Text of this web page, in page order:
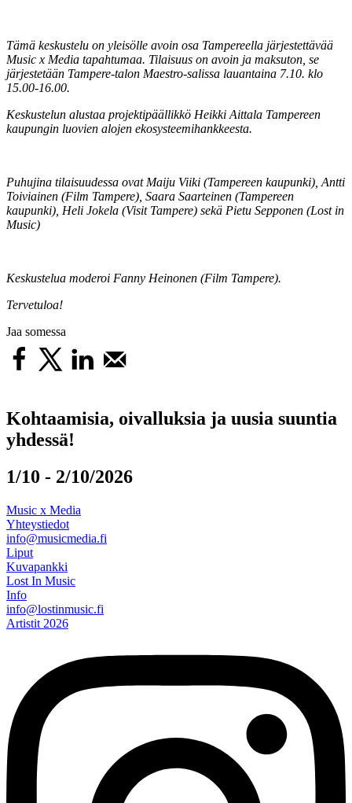
Tämä keskustelu on yleisölle avoin osa Tampereella järjestettävää
Music x Media tapahtumaa. Tilaisuus on avoin ja maksuton, se
järjestetään Tampere-talon Maestro-salissa lauantaina 7.10. klo
15.00-16.00.
Keskustelun alustaa projektipäällikkö Heikki Aittala Tampereen
kaupungin luovien alojen ekosysteemihankkeesta.
Puhujina tilaisuudessa ovat Maiju Viiki (Tampereen kaupunki), Antti
Toiviainen (Film Tampere), Saara Saarteinen (Tampereen
kaupunki), Heli Jokela (Visit Tampere) sekä Pietu Sepponen (Lost in
Music)
Keskustelua moderoi Fanny Heinonen (Film Tampere).
Tervetuloa!
Jaa somessa
Kohtaamisia, oivalluksia ja uusia suuntia
yhdessä!
1/10 - 2/10/2026
Music x Media
Yhteystiedot
info@musicmedia.fi
Liput
Kuvapankki
Lost In Music
Info
info@lostinmusic.fi
Artistit 2026